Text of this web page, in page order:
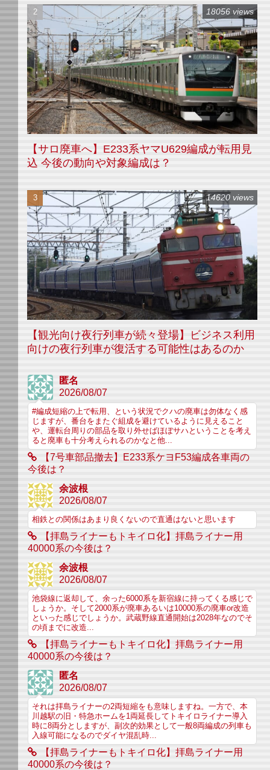
【サロ廃車へ】E233系ヤマU629編成が転用見
込 今後の動向や対象編成は？
18056 views
【観光向け夜行列車が続々登場】ビジネス利用
向けの夜行列車が復活する可能性はあるのか
14620 views
匿名
2026/08/07
#編成短縮の上で転用、という状況でクハの廃車は勿体なく感
じますが、番台をまたぐ組成を避けているように見えること
や、運転台周りの部品を取り外せばほぼサハということを考え
ると廃車も十分考えられるのかなと他...
【7号車部品撤去】E233系ケヨF53編成各車両の
今後は？
余波根
2026/08/07
相鉄との関係はあまり良くないので直通はないと思います
【拝島ライナーもトキイロ化】拝島ライナー用
40000系の今後は？
余波根
2026/08/07
池袋線に返却して、余った6000系を新宿線に持ってくる感じで
しょうか。そして2000系が廃車あるいは10000系の廃車or改造
といった感じでしょうか。武蔵野線直通開始は2028年なのでそ
の頃までに改造...
【拝島ライナーもトキイロ化】拝島ライナー用
40000系の今後は？
匿名
2026/08/07
それは拝島ライナーの2両短縮をも意味しますね。一方で、本
川越駅の旧・特急ホームを1両延長してトキイロライナー導入
時に8両分としますが、副次的効果として一般8両編成の列車も
入線可能になるのでダイヤ混乱時...
【拝島ライナーもトキイロ化】拝島ライナー用
40000系の今後は？